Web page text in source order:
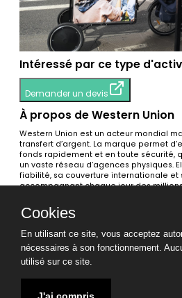
Intéressé par ce type
Demander un devis
À propos de Western Union
Western Union est un acteur mondial
transfert d’argent. La marque permet
fonds rapidement et en toute sécurité,
un vaste réseau d’agences physiques.
fiabilité, sa couverture internationale et
accompagnant chaque jour des
Voir toutes les activations
Tags
Chauffeur Trip’UP 👨‍✈️
Mentions légales
Cookies
En utilisant ce site, vous acceptez
nécessaires à son fonctionnement.
utilisé sur ce site.